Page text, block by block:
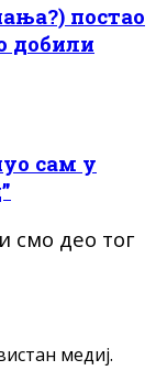
постао
добили
сам у
смо део тог
медиј.